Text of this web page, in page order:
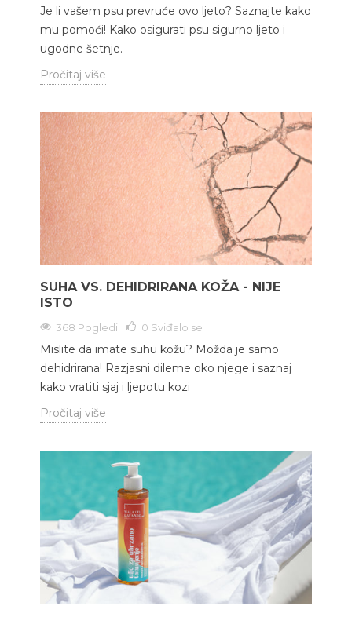
Je li vašem psu prevruće ovo ljeto? Saznajte kako
mu pomoći! Kako osigurati psu sigurno ljeto i
ugodne šetnje.
Pročitaj više
SUHA VS. DEHIDRIRANA KOŽA - NIJE
ISTO
368 Pogledi 0 Sviđalo se
Mislite da imate suhu kožu? Možda je samo
dehidrirana! Razjasni dileme oko njege i saznaj
kako vratiti sjaj i ljepotu kozi
Pročitaj više